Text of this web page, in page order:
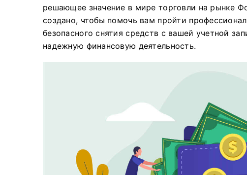
решающее значение в мире торговли на рынке
создано, чтобы помочь вам пройти
безопасного снятия средств с вашей учетной
надежную финансовую деятельность.